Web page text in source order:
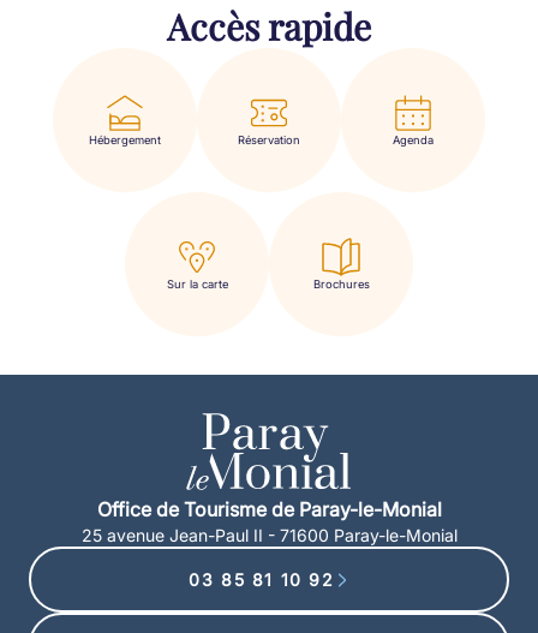
Accès rapide
Hébergement Réservation Agenda
Sur la carte Brochures
Office de Tourisme de Paray-le-Monial
25 avenue Jean-Paul II - 71600 Paray-le-Monial
03 85 81 10 92